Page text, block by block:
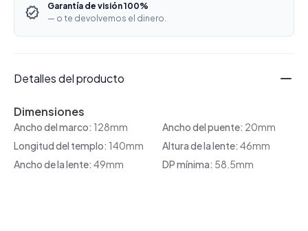
Garantía de visión 100%
— o te devolvemos el dinero.
Detalles del producto
Dimensiones
Ancho del marco: 128mm Ancho del puente: 20mm
Longitud del templo: 140mm Altura de la lente: 46mm
Ancho de la lente: 49mm DP mínima: 58.5mm